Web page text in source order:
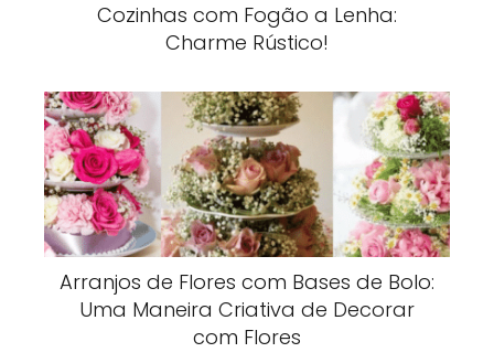
Cozinhas com Fogão a Lenha:
Charme Rústico!
Arranjos de Flores com Bases de Bolo:
Uma Maneira Criativa de Decorar
com Flores